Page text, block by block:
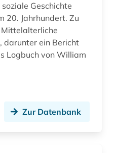
Geschichte
20. Jahrhundert. Zu
darunter ein Bericht
Logbuch von William
Zur Datenbank